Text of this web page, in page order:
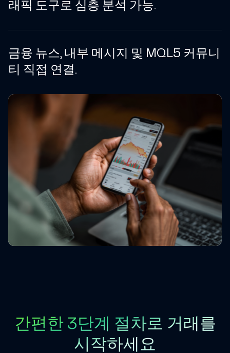
래픽 도구로 심층 분석 가능.
금융 뉴스, 내부 메시지 및 MQL5 커뮤니
티 직접 연결.
간편한 3단계 절차로 거래를
시작하세요